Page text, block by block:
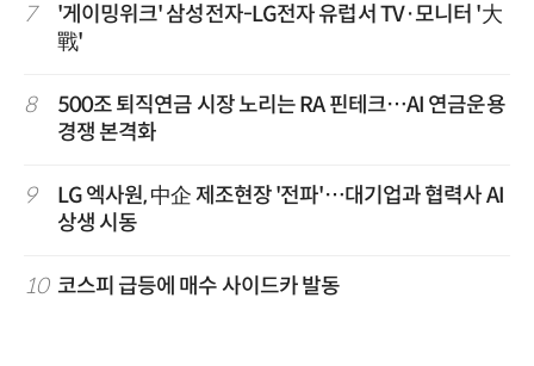
7
'게이밍위크' 삼성전자-LG전자 유럽서 TV·모니터 '大
戰'
8
500조 퇴직연금 시장 노리는 RA 핀테크…AI 연금운용
경쟁 본격화
9
LG 엑사원, 中企 제조현장 '전파'…대기업과 협력사 AI
상생 시동
10 코스피 급등에 매수 사이드카 발동